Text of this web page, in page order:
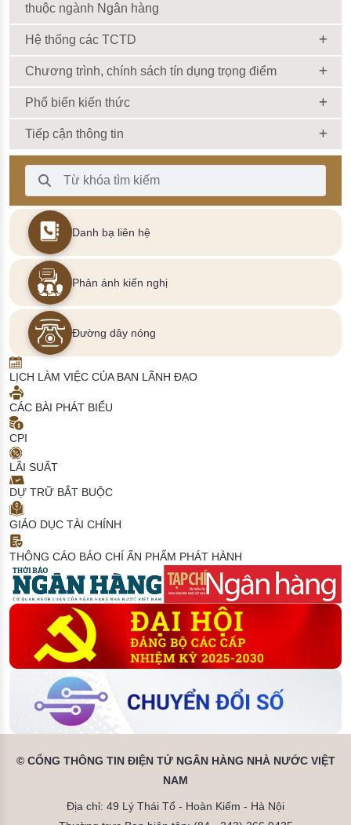
thuộc ngành Ngân hàng
Hệ thống các TCTD
Chương trình, chính sách tín dụng trọng điểm
Phổ biến kiến thức
Tiếp cận thông tin
Thanh Tìm kiếm
Danh bạ liên hệ
Phản ánh kiến nghị
Đường dây nóng
LỊCH LÀM VIỆC CỦA BAN LÃNH ĐẠO
CÁC BÀI PHÁT BIỂU
CPI
LÃI SUẤT
DỰ TRỮ BẮT BUỘC
GIÁO DỤC TÀI CHÍNH
THÔNG CÁO BÁO CHÍ ẤN PHẨM PHÁT HÀNH
© CỔNG THÔNG TIN ĐIỆN TỬ NGÂN HÀNG NHÀ NƯỚC VIỆT
NAM
Địa chỉ: 49 Lý Thái Tổ - Hoàn Kiếm - Hà Nội